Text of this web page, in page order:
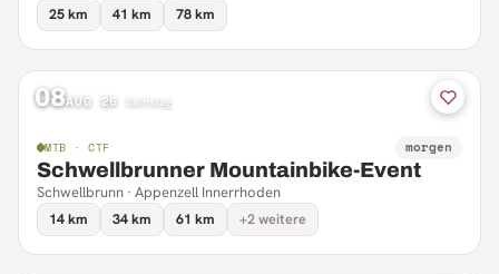
25 km
41 km 78 km
08AUG 26 Samstag
MTB · CTF morgen
Schwellbrunner Mountainbike-Event
Schwellbrunn · Appenzell Innerrhoden
14 km
34 km 61 km +2 weitere